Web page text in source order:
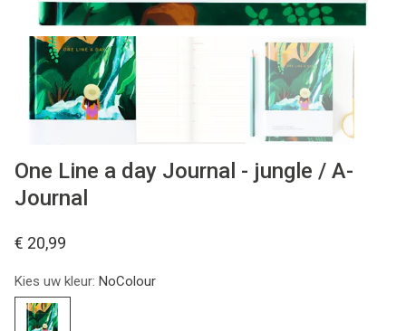
GREEN LIVING
KIDS
One Line a day Journal - jungle / A-
Journal
€ 20,99
Kies uw kleur: NoColour